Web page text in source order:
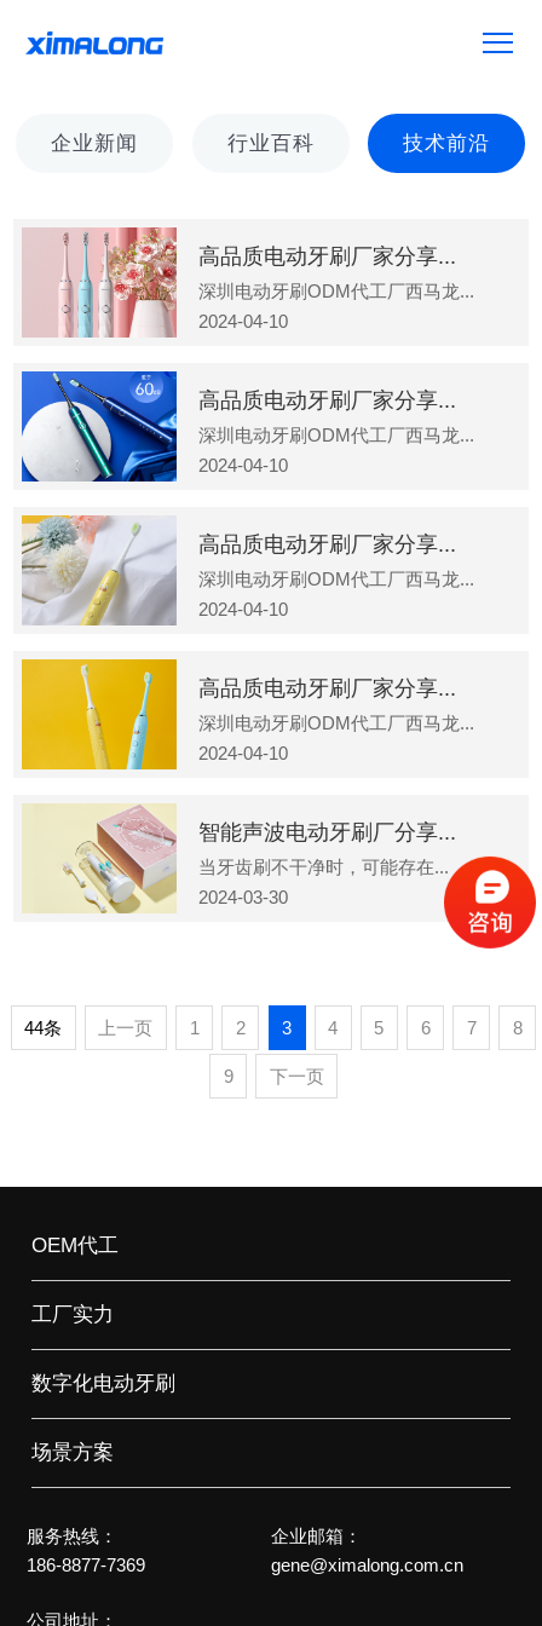
企业新闻 行业百科 技术前沿
高品质电动牙刷厂家分享...
深圳电动牙刷ODM代工厂西马龙...
2024-04-10
高品质电动牙刷厂家分享...
深圳电动牙刷ODM代工厂西马龙...
2024-04-10
高品质电动牙刷厂家分享...
深圳电动牙刷ODM代工厂西马龙...
2024-04-10
高品质电动牙刷厂家分享...
深圳电动牙刷ODM代工厂西马龙...
2024-04-10
智能声波电动牙刷厂分享...
当牙齿刷不干净时，可能存在...
2024-03-30
44条 上一页 1 2 3 4 5 6 7 8
9 下一页
OEM代工
工厂实力
数字化电动牙刷
场景方案
服务热线：
186-8877-7369
企业邮箱：
gene@ximalong.com.cn
公司地址：